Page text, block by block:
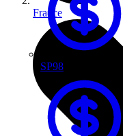
SP98
France